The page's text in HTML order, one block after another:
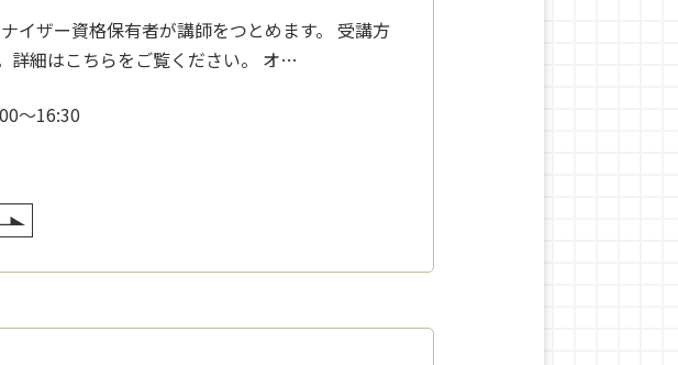
イザー資格保有者が講師をつとめます。 受講方
詳細はこちらをご覧ください。 オ…
〜16:30